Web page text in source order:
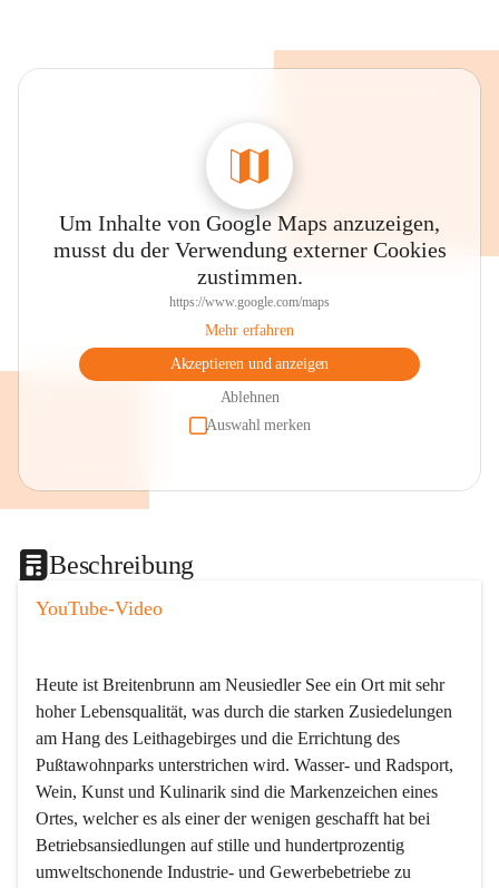
Um Inhalte von Google Maps anzuzeigen,
musst du der Verwendung externer Cookies
zustimmen.
https://www.google.com/maps
Mehr erfahren
Akzeptieren und anzeigen
Ablehnen
Auswahl merken
Beschreibung
YouTube-Video
Heute ist Breitenbrunn am Neusiedler See ein Ort mit sehr
hoher Lebensqualität, was durch die starken Zusiedelungen
am Hang des Leithagebirges und die Errichtung des
Pußtawohnparks unterstrichen wird. Wasser- und Radsport,
Wein, Kunst und Kulinarik sind die Markenzeichen eines
Ortes, welcher es als einer der wenigen geschafft hat bei
Betriebsansiedlungen auf stille und hundertprozentig
umweltschonende Industrie- und Gewerbebetriebe zu